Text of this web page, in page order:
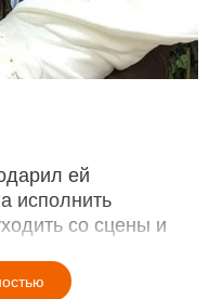
ей
исполнить
со сцены и